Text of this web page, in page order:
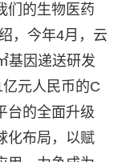
们的生物医药
，今年4月，云
基因递送研发
元人民币的C
台的全面升级
化布局，以赋